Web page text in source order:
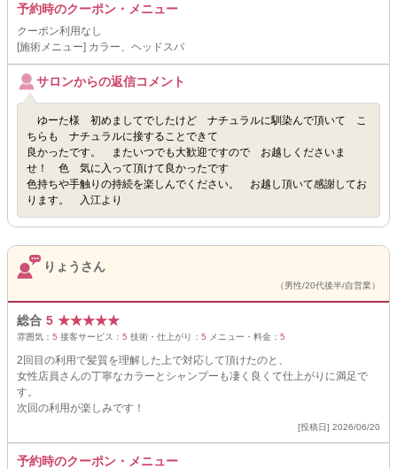
予約時のクーポン・メニュー
クーポン利用なし
[施術メニュー] カラー、ヘッドスパ
サロンからの返信コメント
ゆーた様 初めましてでしたけど ナチュラルに馴染んで頂いて こ
ちらも ナチュラルに接することできて
良かったです。 またいつでも大歓迎ですので お越しくださいま
せ！ 色 気に入って頂けて良かったです
色持ちや手触りの持続を楽しんでください。 お越し頂いて感謝してお
ります。 入江より
りょうさん
（男性/20代後半/自営業）
総合 5 ★★★★★
雰囲気： 5 接客サービス： 5 技術・仕上がり： 5 メニュー・料金： 5
2回目の利用で髪質を理解した上で対応して頂けたのと、
女性店員さんの丁寧なカラーとシャンプーも凄く良くて仕上がりに満足で
す。
次回の利用が楽しみです！
[投稿日] 2026/06/20
予約時のクーポン・メニュー